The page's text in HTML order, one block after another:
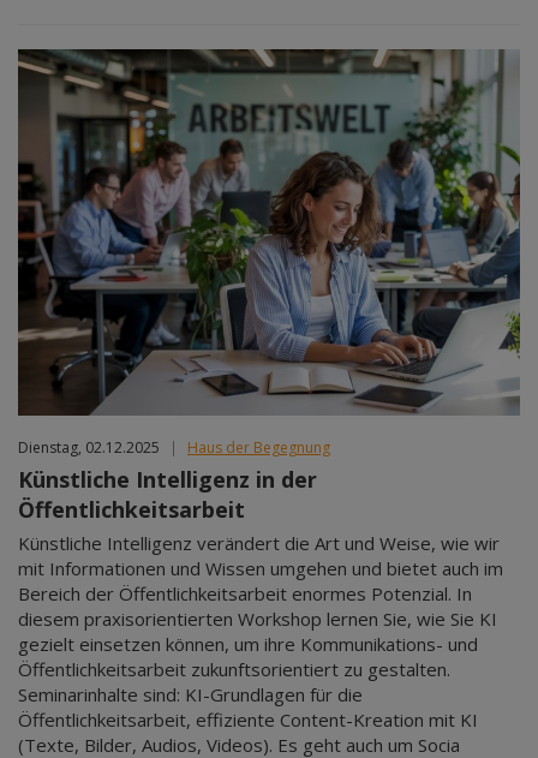
Dienstag, 02.12.2025 | Haus der Begegnung
Künstliche Intelligenz in der
Öffentlichkeitsarbeit
Künstliche Intelligenz verändert die Art und Weise, wie wir
mit Informationen und Wissen umgehen und bietet auch im
Bereich der Öffentlichkeitsarbeit enormes Potenzial. In
diesem praxisorientierten Workshop lernen Sie, wie Sie KI
gezielt einsetzen können, um ihre Kommunikations- und
Öffentlichkeitsarbeit zukunftsorientiert zu gestalten.
Seminarinhalte sind: KI-Grundlagen für die
Öffentlichkeitsarbeit, effiziente Content-Kreation mit KI
(Texte, Bilder, Audios, Videos). Es geht auch um Socia